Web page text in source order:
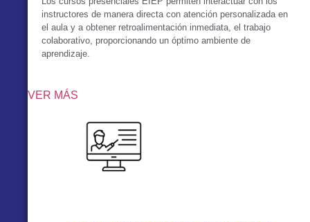
instructores de manera directa con atención personalizada en
el aula y a obtener retroalimentación inmediata, el trabajo
colaborativo, proporcionando un óptimo ambiente de
aprendizaje.
VER MÁS